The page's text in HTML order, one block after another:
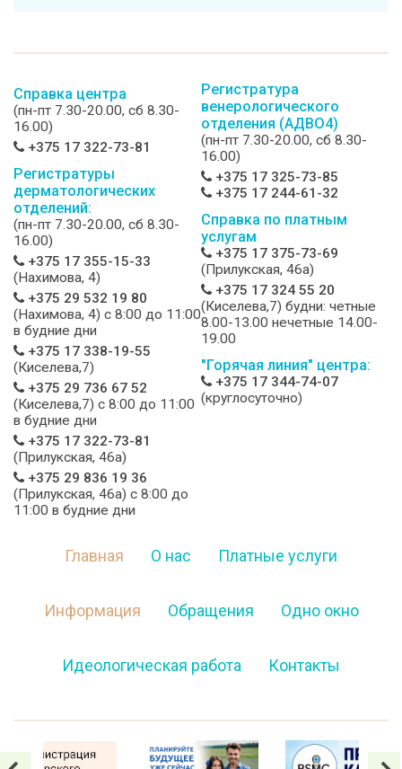
Справка центра
(пн-пт 7.30-20.00, сб 8.30-
16.00)
+375 17 322-73-81
Регистратуры
дерматологических
отделений:
(пн-пт 7.30-20.00, сб 8.30-
16.00)
+375 17 355-15-33
(Нахимова, 4)
+375 29 532 19 80
(Нахимова, 4) c 8:00 до 11:00
в будние дни
+375 17 338-19-55
(Киселева,7)
+375 29 736 67 52
(Киселева,7) c 8:00 до 11:00
в будние дни
+375 17 322-73-81
(Прилукская, 46а)
+375 29 836 19 36
(Прилукская, 46а) c 8:00 до
11:00 в будние дни
Регистратура
венерологического
отделения (АДВО4)
(пн-пт 7.30-20.00, сб 8.30-
16.00)
+375 17 325-73-85
+375 17 244-61-32
Справка по платным
услугам
+375 17 375-73-69
(Прилукская, 46а)
+375 17 324 55 20
(Киселева,7) будни: четные
8.00-13.00 нечетные 14.00-
19.00
"Горячая линия" центра:
+375 17 344-74-07
(круглосуточно)
Главная О нас Платные услуги
Информация Обращения Одно окно
Идеологическая работа Контакты